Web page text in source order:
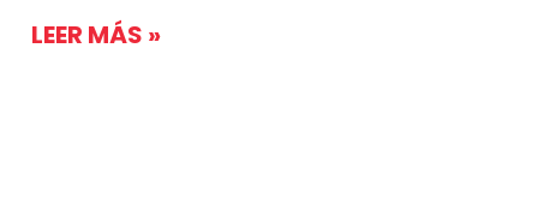
LEER MÁS »